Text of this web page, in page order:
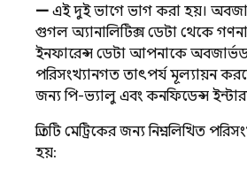
— এই দুই ভাগে ভাগ করা হয়।
গুগল অ্যানালিটিক্স ডেটা থেকে
ইনফারেন্স ডেটা আপনাকে
পরিসংখ্যানগত তাৎপর্য মূল্যায়ন
জন্য পি-ভ্যালু এবং কনফিডেন্স
প্রতিটি মেট্রিকের জন্য নিম্নলিখিত
হয়: